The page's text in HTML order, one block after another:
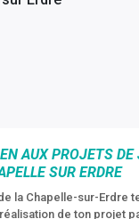
AUX PROJETS DE
SUR ERDRE
la Chapelle-sur-Erdre
de ton projet